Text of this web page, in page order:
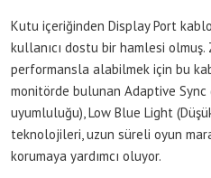
Kutu içeriğinden Display Port
kullanıcı dostu bir hamlesi olmuş.
performansla alabilmek için bu
monitörde bulunan Adaptive Sync
uyumluluğu), Low Blue Light
teknolojileri, uzun süreli oyun
korumaya yardımcı oluyor.